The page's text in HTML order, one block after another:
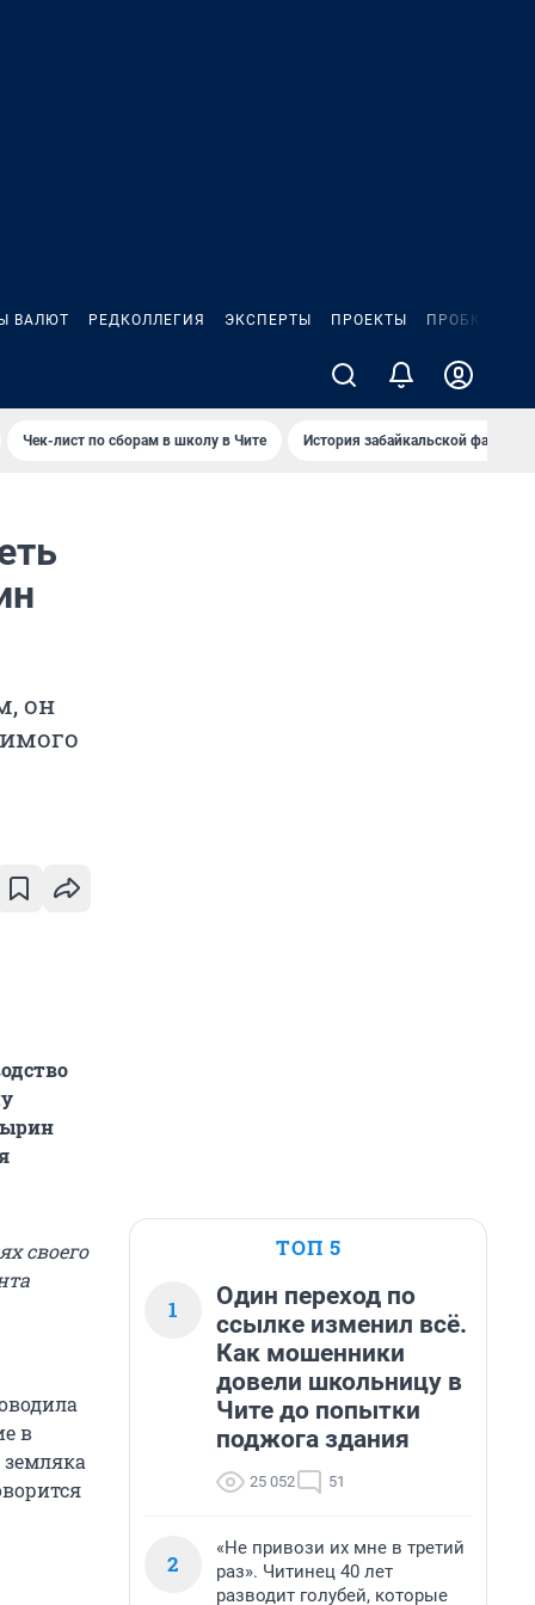
ВАЛЮТ РЕДКОЛЛЕГИЯ ЭКСПЕРТЫ ПРОЕКТЫ ПРОБКИ
Чек-лист по сборам в школу в Чите История забайкальской фамилии
он
своего
в
ТОП 5
1
Один переход по
ссылке изменил всё.
Как мошенники
довели школьницу в
Чите до попытки
поджога здания
25 052 51
2
«Не привози их мне в третий
раз». Читинец 40 лет
разводит голубей, которые